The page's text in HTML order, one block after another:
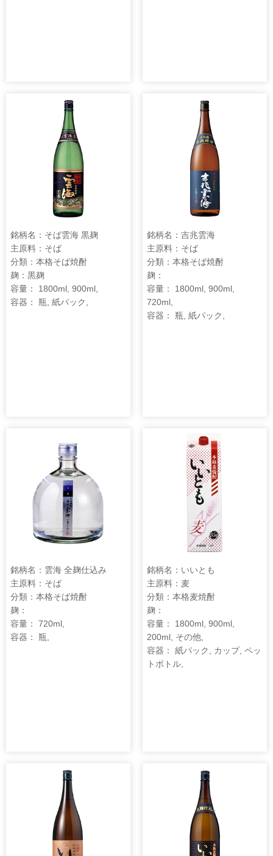
銘柄名：そば雲海 黒麹
主原料：そば
分類：本格そば焼酎
麹：黒麹
容量： 1800ml, 900ml,
容器： 瓶, 紙パック,
銘柄名：吉兆雲海
主原料：そば
分類：本格そば焼酎
麹：
容量： 1800ml, 900ml,
720ml,
容器： 瓶, 紙パック,
銘柄名：雲海 全麹仕込み
主原料：そば
分類：本格そば焼酎
麹：
容量： 720ml,
容器： 瓶,
銘柄名：いいとも
主原料：麦
分類：本格麦焼酎
麹：
容量： 1800ml, 900ml,
200ml, その他,
容器： 紙パック, カップ, ペッ
トボトル,